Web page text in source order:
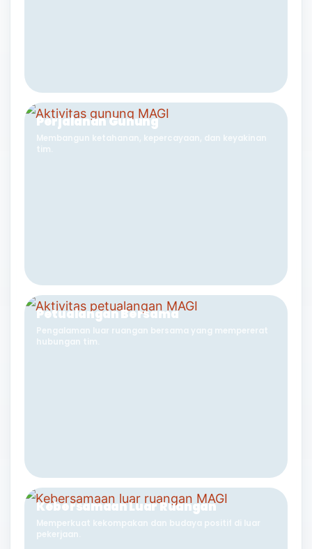
Perjalanan Gunung
Membangun ketahanan, kepercayaan, dan keyakinan
tim.
Petualangan Bersama
Pengalaman luar ruangan bersama yang mempererat
hubungan tim.
Kebersamaan Luar Ruangan
Memperkuat kekompakan dan budaya positif di luar
pekerjaan.